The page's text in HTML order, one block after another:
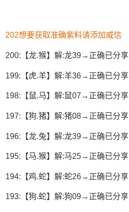
202想要获取准确紫料请添加威信
200:【龙.猴】解:龙39→正确已分享
199:【虎.羊】解:羊36→正确已分享
198:【鼠.马】解:鼠07→正确已分享
197:【狗.猪】解:猪08→正确已分享
196:【龙.兔】解:龙39→正确已分享
195:【马.猴】解:马25→正确已分享
194:【鸡.蛇】解:蛇26→正确已分享
193:【狗.蛇】解:狗09→正确已分享